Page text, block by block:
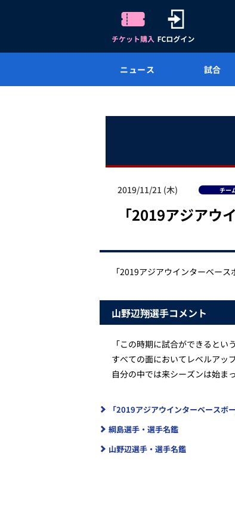
ニュース 試合
2019/11/21 (木) チー
「2019アジアウ
「2019アジアウインターベー
山野辺翔選手コメント
「この時期に試合ができると
すべての面においてレベルアッ
自分の中では来シーズンは始ま
「2019アジアウインターベースボ
綱島選手・選手名鑑
山野辺選手・選手名鑑